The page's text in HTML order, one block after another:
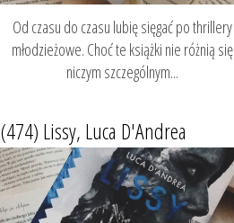
Od czasu do czasu lubię sięgać po thrillery
młodzieżowe. Choć te książki nie różnią się
niczym szczególnym...
(474) Lissy, Luca D'Andrea